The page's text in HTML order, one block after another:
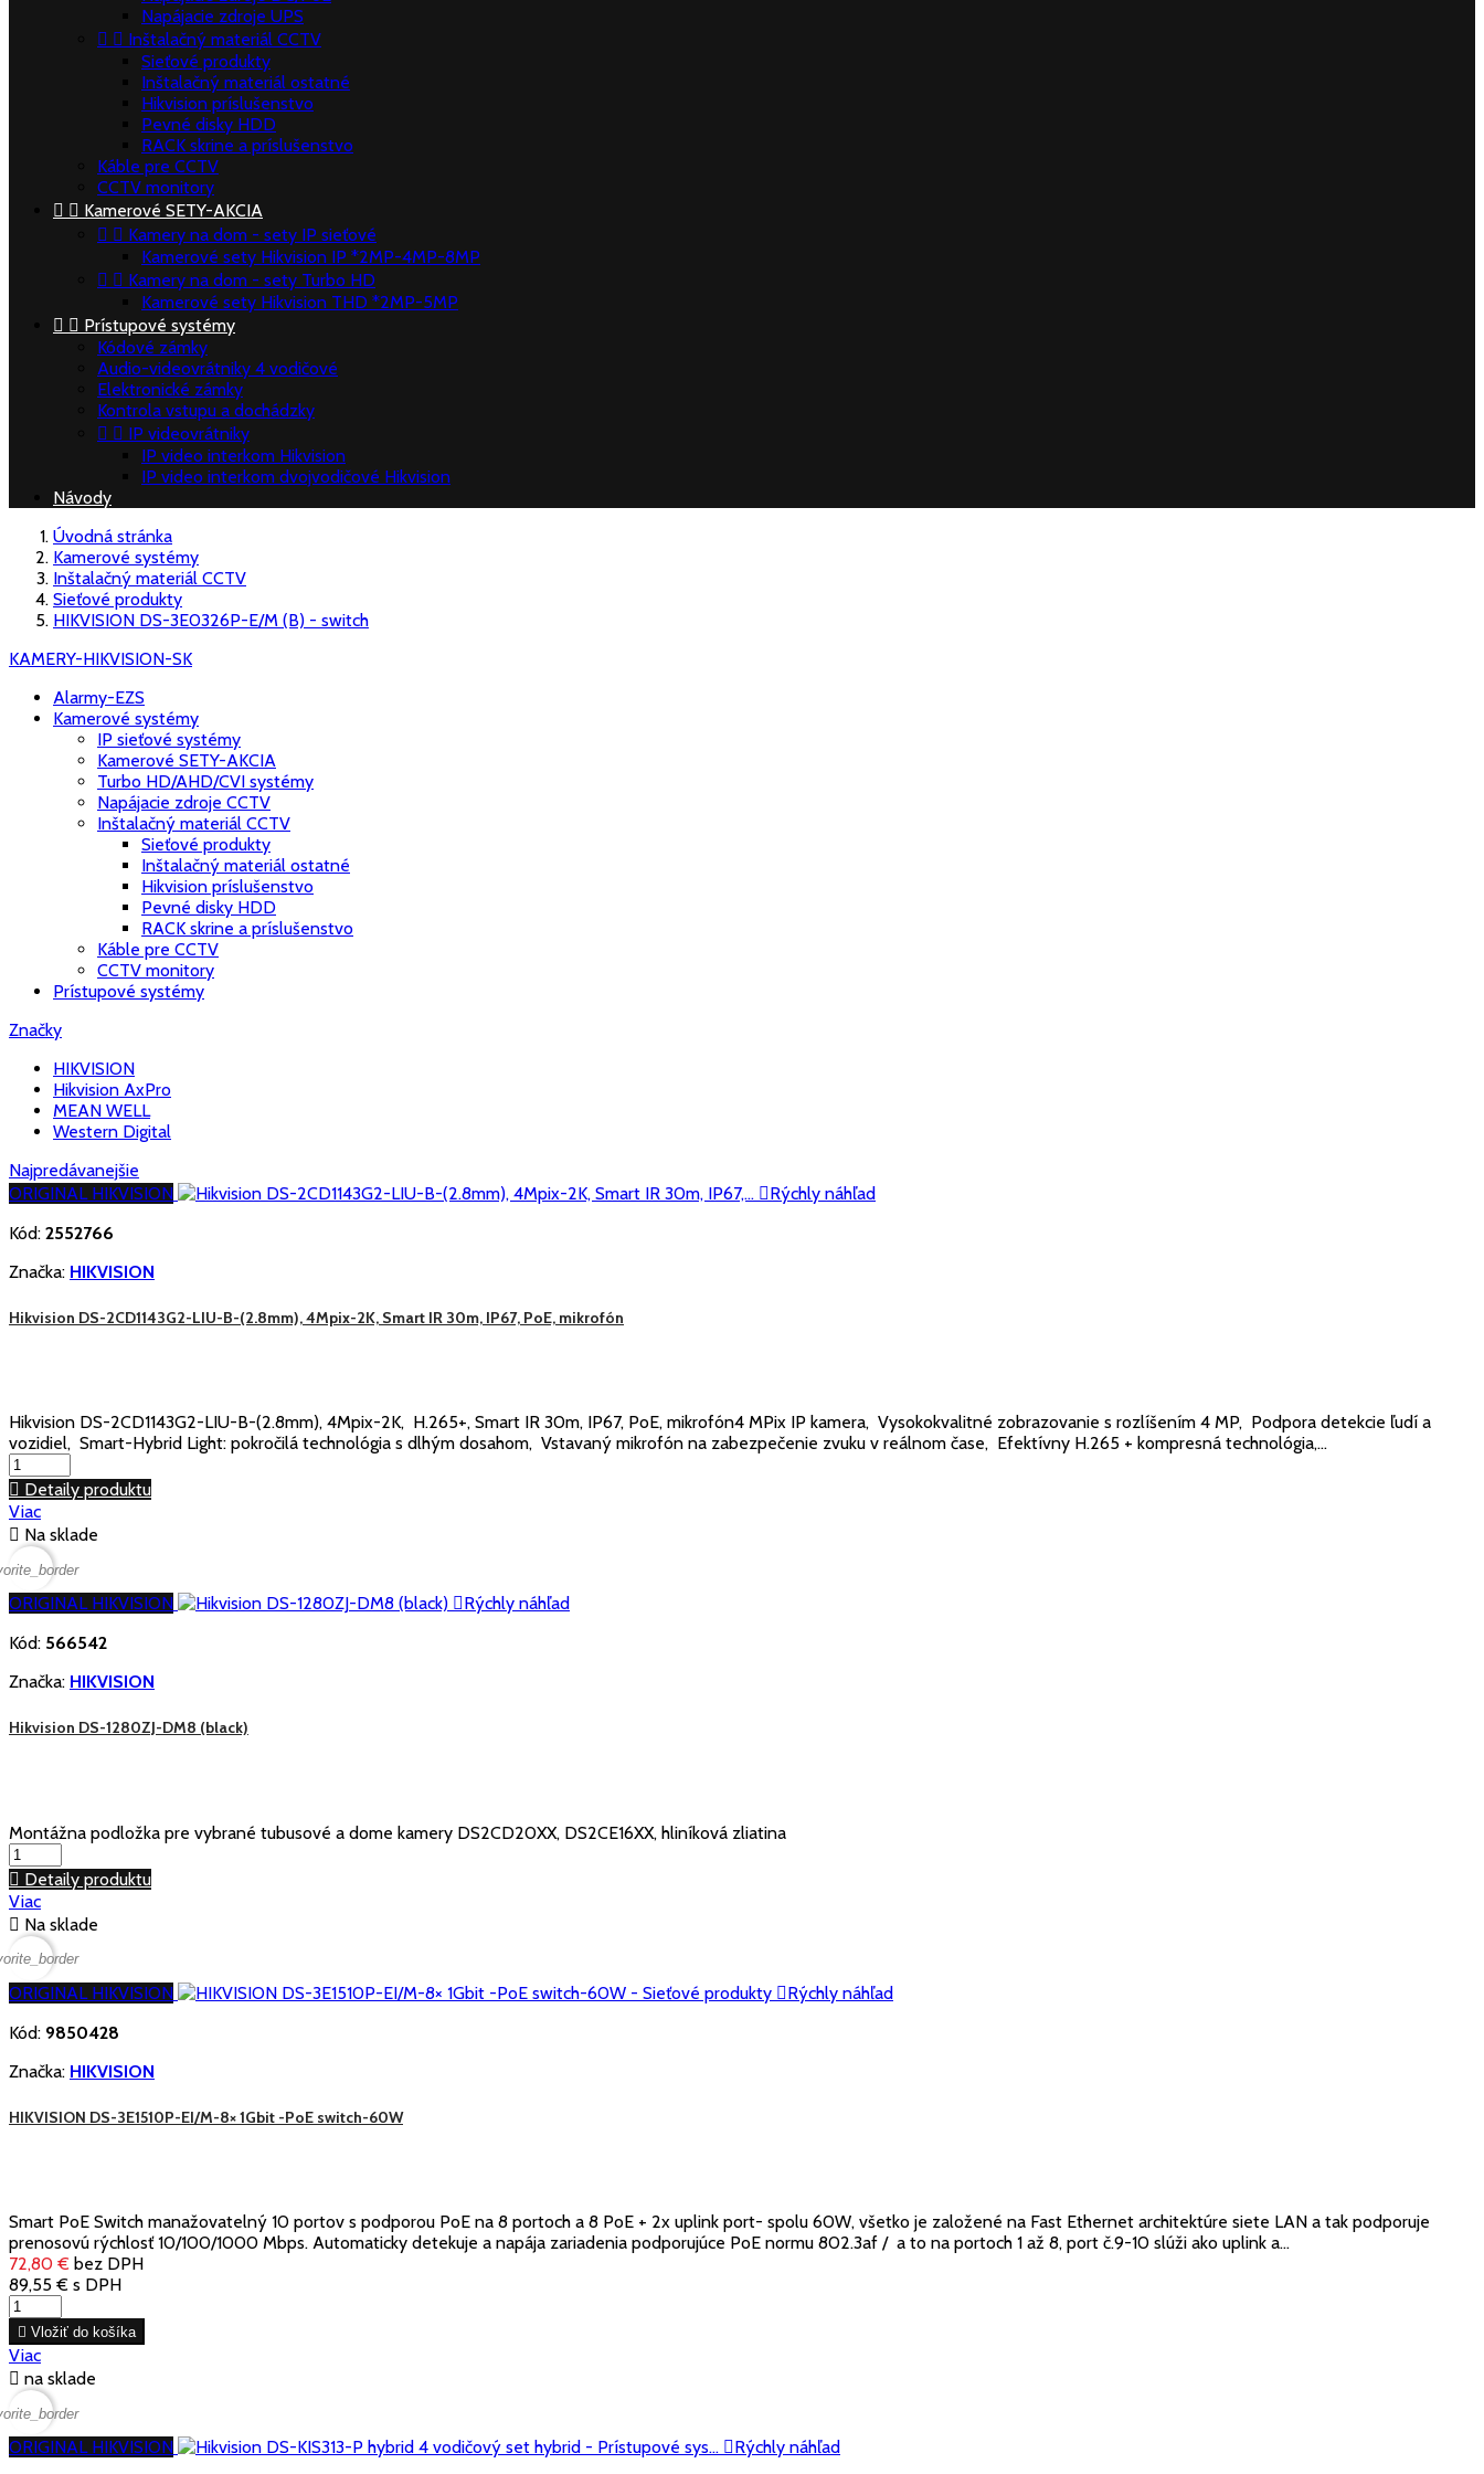
Napájacie zdroje UPS
  Inštalačný materiál CCTV
Sieťové produkty
Inštalačný materiál ostatné
Hikvision príslušenstvo
Pevné disky HDD
RACK skrine a príslušenstvo
Káble pre CCTV
CCTV monitory
  Kamerové SETY-AKCIA
  Kamery na dom - sety IP sieťové
Kamerové sety Hikvision IP *2MP-4MP-8MP
  Kamery na dom - sety Turbo HD
Kamerové sety Hikvision THD *2MP-5MP
  Prístupové systémy
Kódové zámky
Audio-videovrátniky 4 vodičové
Elektronické zámky
Kontrola vstupu a dochádzky
  IP videovrátniky
IP video interkom Hikvision
IP video interkom dvojvodičové Hikvision
Návody
Úvodná stránka
Kamerové systémy
Inštalačný materiál CCTV
Sieťové produkty
HIKVISION DS-3E0326P-E/M (B) - switch
KAMERY-HIKVISION-SK
Alarmy-EZS
Kamerové systémy
IP sieťové systémy
Kamerové SETY-AKCIA
Turbo HD/AHD/CVI systémy
Napájacie zdroje CCTV
Inštalačný materiál CCTV
Sieťové produkty
Inštalačný materiál ostatné
Hikvision príslušenstvo
Pevné disky HDD
RACK skrine a príslušenstvo
Káble pre CCTV
CCTV monitory
Prístupové systémy
Značky
HIKVISION
Hikvision AxPro
MEAN WELL
Western Digital
Najpredávanejšie
ORIGINAL HIKVISION
Rýchly náhľad
Kód: 2552766
Značka: HIKVISION
Hikvision DS-2CD1143G2-LIU-B-(2.8mm), 4Mpix-2K, Smart IR 30m, IP67, PoE, mikrofón
Hikvision DS-2CD1143G2-LIU-B-(2.8mm), 4Mpix-2K, H.265+, Smart IR 30m, IP67, PoE, mikrofón4 MPix IP kamera, Vysokokvalitné zobrazovanie s rozlíšením 4 MP, Podpora detekcie ľudí a
vozidiel, Smart-Hybrid Light: pokročilá technológia s dlhým dosahom, Vstavaný mikrofón na zabezpečenie zvuku v reálnom čase, Efektívny H.265 + kompresná technológia,...
 Detaily produktu
Viac
 Na sklade
ORIGINAL HIKVISION Rýchly náhľad
Kód: 566542
Značka: HIKVISION
Hikvision DS-1280ZJ-DM8 (black)
Montážna podložka pre vybrané tubusové a dome kamery DS2CD20XX, DS2CE16XX, hliníková zliatina
 Detaily produktu
Viac
 Na sklade
ORIGINAL HIKVISION Rýchly náhľad
Kód: 9850428
Značka: HIKVISION
HIKVISION DS-3E1510P-EI/M-8× 1Gbit -PoE switch-60W
Smart PoE Switch manažovatelný 10 portov s podporou PoE na 8 portoch a 8 PoE + 2x uplink port- spolu 60W, všetko je založené na Fast Ethernet architektúre siete LAN a tak podporuje
prenosovú rýchlosť 10/100/1000 Mbps. Automaticky detekuje a napája zariadenia podporujúce PoE normu 802.3af / a to na portoch 1 až 8, port č.9-10 slúži ako uplink a...
72,80 € bez DPH
89,55 € s DPH
 Vložiť do košíka
Viac
 na sklade
ORIGINAL HIKVISION Rýchly náhľad